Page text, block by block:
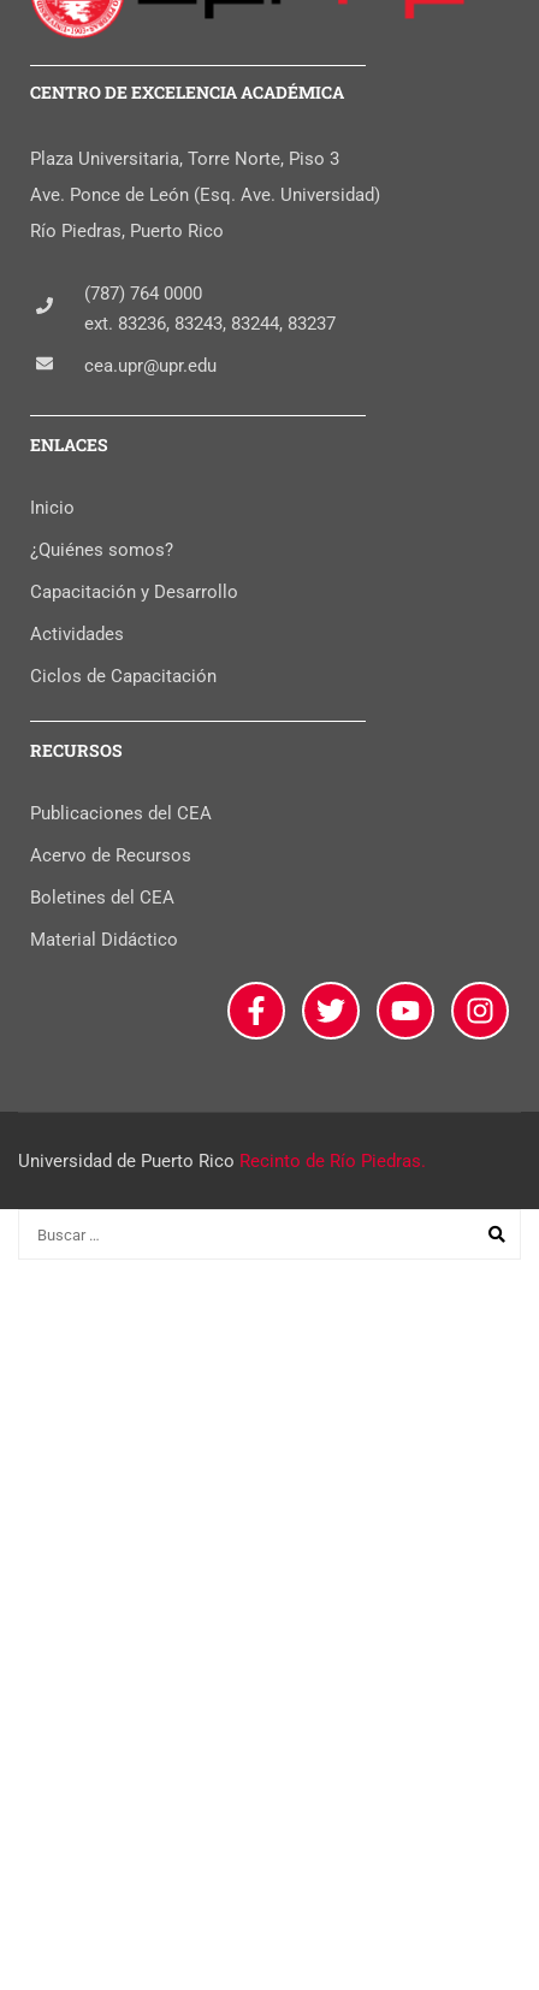
CENTRO DE EXCELENCIA ACADÉMICA
Plaza Universitaria, Torre Norte, Piso 3
Ave. Ponce de León (Esq. Ave. Universidad)
Río Piedras, Puerto Rico
(787) 764 0000
ext. 83236, 83243, 83244, 83237
cea.upr@upr.edu
ENLACES
Inicio
¿Quiénes somos?
Capacitación y Desarrollo
Actividades
Ciclos de Capacitación
RECURSOS
Publicaciones del CEA
Acervo de Recursos
Boletines del CEA
Material Didáctico
Universidad de Puerto Rico Recinto de Río Piedras.